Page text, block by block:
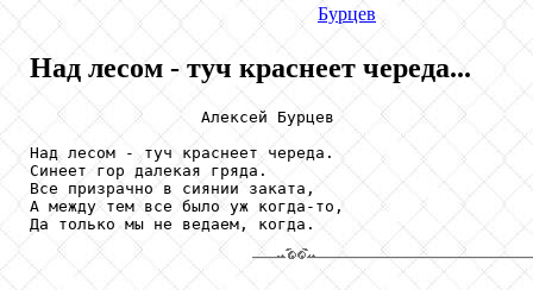
Бурцев
Над лесом - туч краснеет череда...
                  Алексей Бурцев
Над лесом - туч краснеет череда.
Синеет гор далекая гряда.
Все призрачно в сиянии заката,
А между тем все было уж когда-то,
Да только мы не ведаем, когда.